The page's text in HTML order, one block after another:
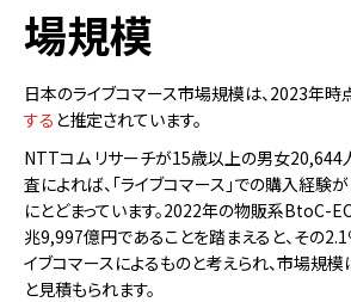
場規模
日本のライブコマース市場規模は、2023年時
する と推定されています。
NTTコム リサーチが15歳以上の男女20,644
査によれば、「ライブコマース」での購入経験
にとどまっています。2022年の物販系BtoC-
兆9,997億円であることを踏まえると、その
イブコマースによるものと考えられ、市場規
と見積もられます。